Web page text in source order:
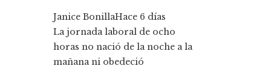
Janice BonillaHace 6 días
La jornada laboral de ocho
horas no nació de la noche a la
mañana ni obedeció